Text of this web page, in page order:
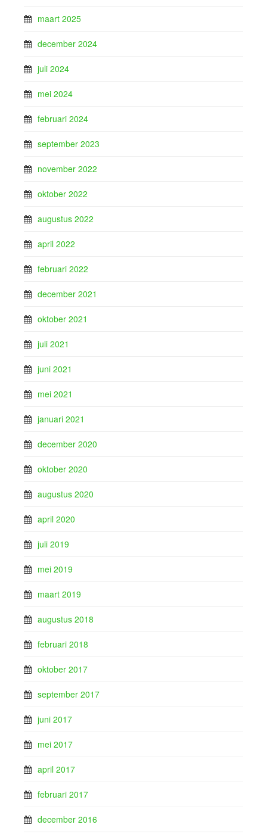
maart 2025
december 2024
juli 2024
mei 2024
februari 2024
september 2023
november 2022
oktober 2022
augustus 2022
april 2022
februari 2022
december 2021
oktober 2021
juli 2021
juni 2021
mei 2021
januari 2021
december 2020
oktober 2020
augustus 2020
april 2020
juli 2019
mei 2019
maart 2019
augustus 2018
februari 2018
oktober 2017
september 2017
juni 2017
mei 2017
april 2017
februari 2017
december 2016